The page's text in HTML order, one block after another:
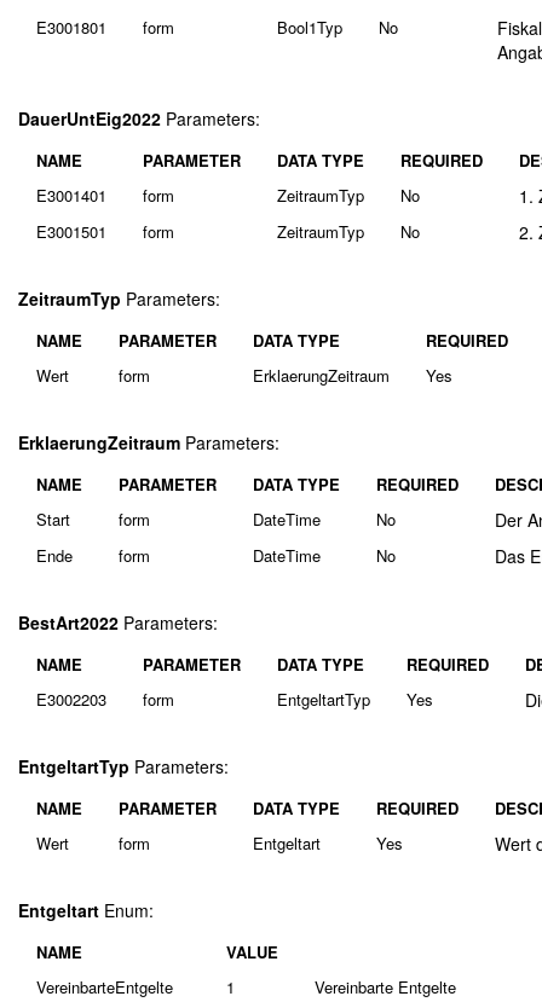
E3001801
form Bool1Typ No
DauerUntEig2022 Parameters:
NAME PARAMETER DATA TYPE REQUIRED
E3001401
form ZeitraumTyp No 1.
E3001501 form ZeitraumTyp No 2.
ZeitraumTyp Parameters:
NAME PARAMETER DATA TYPE
REQUIRED
Wert
form ErklaerungZeitraum Yes
ErklaerungZeitraum Parameters:
NAME PARAMETER DATA TYPE REQUIRED
Start
form DateTime No Der
Ende form DateTime No Das
BestArt2022 Parameters:
NAME PARAMETER DATA TYPE REQUIRED
E3002203
form EntgeltartTyp Yes
EntgeltartTyp Parameters:
NAME PARAMETER DATA TYPE REQUIRED
Wert
form Entgeltart Yes Wert
Entgeltart Enum:
NAME
VALUE
VereinbarteEntgelte
1
Vereinbarte Entgelte